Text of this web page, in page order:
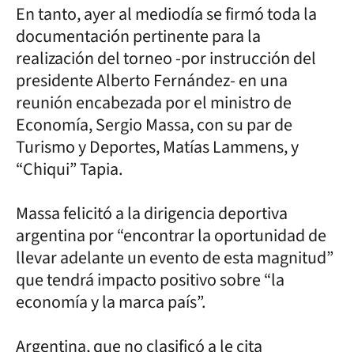
En tanto, ayer al mediodía se firmó toda la
documentación pertinente para la
realización del torneo -por instrucción del
presidente Alberto Fernández- en una
reunión encabezada por el ministro de
Economía, Sergio Massa, con su par de
Turismo y Deportes, Matías Lammens, y
“Chiqui” Tapia.
Massa felicitó a la dirigencia deportiva
argentina por “encontrar la oportunidad de
llevar adelante un evento de esta magnitud”
que tendrá impacto positivo sobre “la
economía y la marca país”.
Argentina, que no clasificó a le cita